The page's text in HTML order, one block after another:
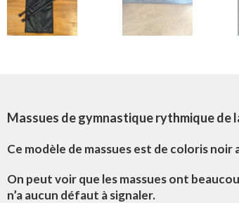
Massues de gymnastique rythmique de
Ce modèle de massues est de coloris
On peut voir que les massues ont
n’a aucun défaut à signaler.